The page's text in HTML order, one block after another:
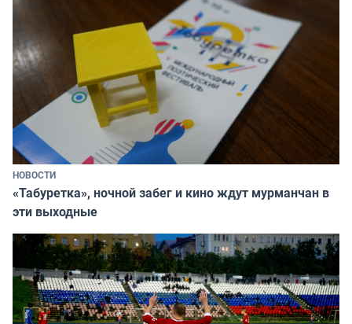
НОВОСТИ
«Табуретка», ночной забег и кино ждут мурманчан в
эти выходные